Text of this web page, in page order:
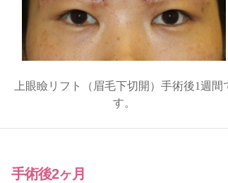
上眼瞼リフト（眉毛下切開）手術後1週間
す。
手術後2ヶ月